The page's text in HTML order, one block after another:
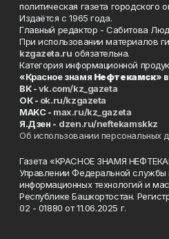
политическая газета городского
Издаётся с 1965 года.
Главный редактор - Сабитова
При использовании материалов
kzgazeta.ru обязательна.
Категория информационной
«Красное знамя Нефтекамск» в
ВК -vk.com/kz_gazeta
ОК - ok.ru/kzgazeta
MAKC - max.ru/kz_gazeta
Я.Дзен - dzen.ru/neftekamskkz
Об использовании персональных
Газета «КРАСНОЕ ЗНАМЯ
Управлении Федеральной службы
информационных технологий и
Республике Башкортостан.
02 - 01880 от 11.06.2025 г.